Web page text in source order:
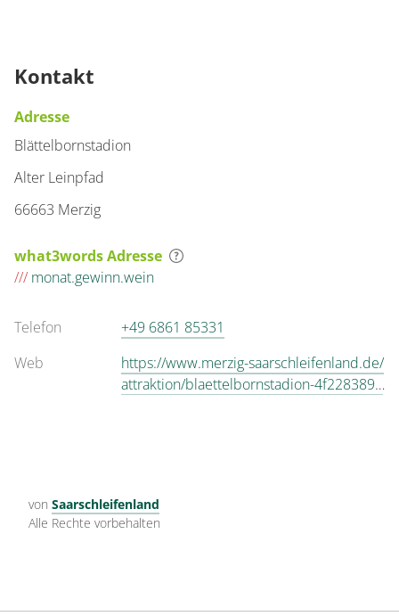
Kontakt
Adresse
Blättelbornstadion
Alter Leinpfad
66663 Merzig
what3words Adresse
/// monat.gewinn.wein
Telefon
+49 6861 85331
Web
https://www.merzig-saarschleifenland.de/
attraktion/blaettelbornstadion-4f2283897
von Saarschleifenland
Alle Rechte vorbehalten